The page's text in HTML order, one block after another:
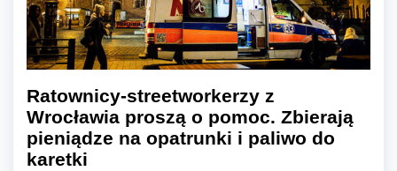
Ratownicy-streetworkerzy z
Wrocławia proszą o pomoc. Zbierają
pieniądze na opatrunki i paliwo do
karetki